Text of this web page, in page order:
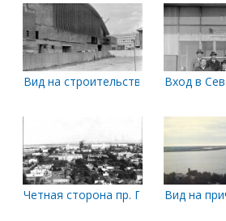
Вид на строительство крытого
Вход в
Четная сторона пр. Вид на